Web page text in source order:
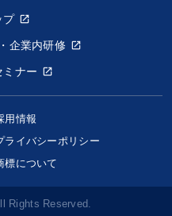
プ
企業内研修
ミナー
用情報
ライバシーポリシー
標について
Rights Reserved.